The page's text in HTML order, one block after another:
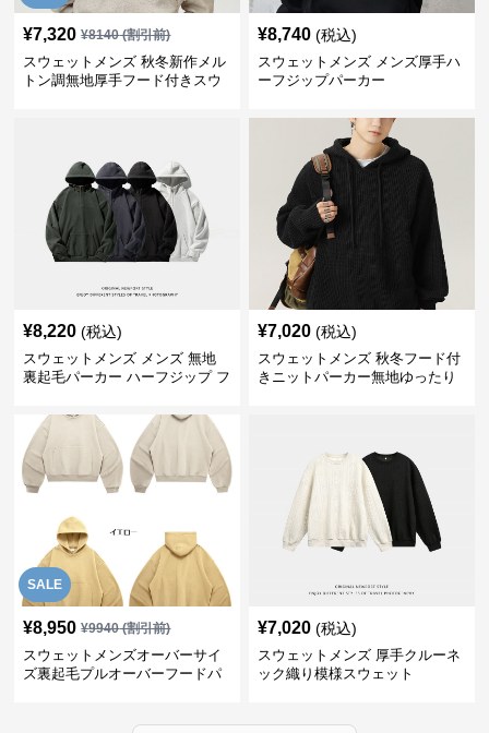
¥7,320 ¥8140(割引前)
スウェットメンズ 秋冬新作メル
トン調無地厚手フード付きスウ
¥8,740 (税込)
スウェットメンズ メンズ厚手ハ
ーフジップパーカー
¥8,220 (税込)
スウェットメンズ メンズ 無地
裏起毛パーカー ハーフジップ フ
¥7,020 (税込)
スウェットメンズ 秋冬フード付
きニットパーカー無地ゆったり
SALE
¥8,950 ¥9940(割引前)
スウェットメンズオーバーサイ
ズ裏起毛プルオーバーフードパ
¥7,020 (税込)
スウェットメンズ 厚手クルーネ
ック織り模様スウェット